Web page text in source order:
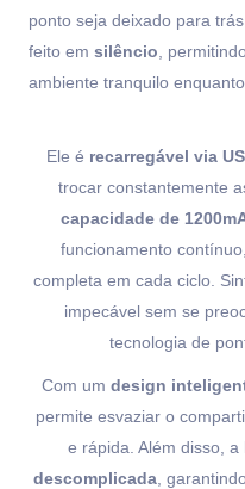
ponto seja deixado para
feito em silêncio ,
ambiente tranquilo
Ele é recarregável via
trocar constantemente
capacidade de
funcionamento
completa em cada ciclo.
impecável sem se
tecnologia de
Com um design
permite esvaziar o
e rápida. Além disso,
descomplicada ,